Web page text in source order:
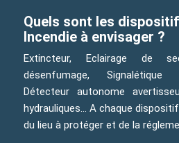
Quels sont les
Incendie à envisager ?
Extincteur, Eclairage de
désenfumage, Signalétique
Détecteur autonome
hydrauliques… A chaque
du lieu à protéger et de la